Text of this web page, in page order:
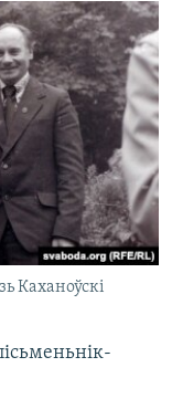
Каханоўскі